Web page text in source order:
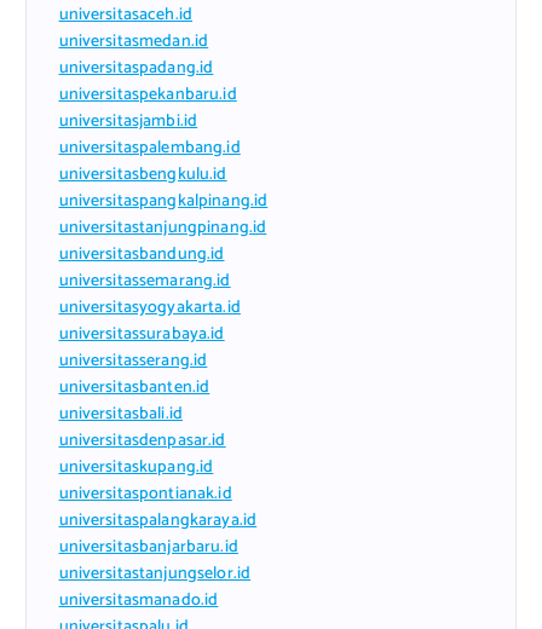
universitasaceh.id
universitasmedan.id
universitaspadang.id
universitaspekanbaru.id
universitasjambi.id
universitaspalembang.id
universitasbengkulu.id
universitaspangkalpinang.id
universitastanjungpinang.id
universitasbandung.id
universitassemarang.id
universitasyogyakarta.id
universitassurabaya.id
universitasserang.id
universitasbanten.id
universitasbali.id
universitasdenpasar.id
universitaskupang.id
universitaspontianak.id
universitaspalangkaraya.id
universitasbanjarbaru.id
universitastanjungselor.id
universitasmanado.id